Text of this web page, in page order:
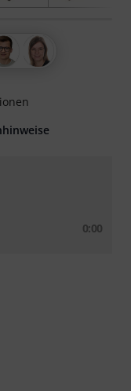
0:00